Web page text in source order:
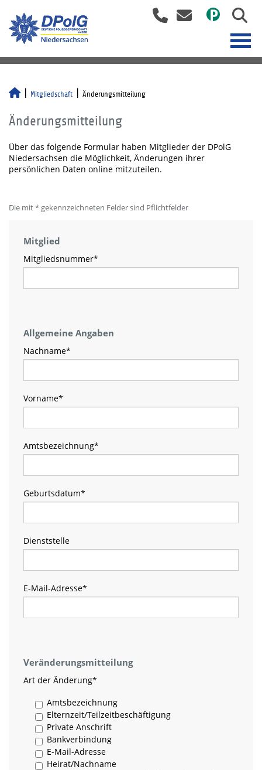
Mitgliedschaft Änderungsmitteilung
Änderungsmitteilung
Über das folgende Formular haben Mitglieder der DPolG
Niedersachsen die Möglichkeit, Änderungen ihrer
persönlichen Daten online mitzuteilen.
Die mit * gekennzeichneten Felder sind Pflichtfelder
Mitglied
Mitgliedsnummer*
Allgemeine Angaben
Nachname*
Vorname*
Amtsbezeichnung*
Geburtsdatum*
Dienststelle
E-Mail-Adresse*
Veränderungsmitteilung
Art der Änderung*
Amtsbezeichnung
Elternzeit/Teilzeitbeschäftigung
Private Anschrift
Bankverbindung
E-Mail-Adresse
Heirat/Nachname